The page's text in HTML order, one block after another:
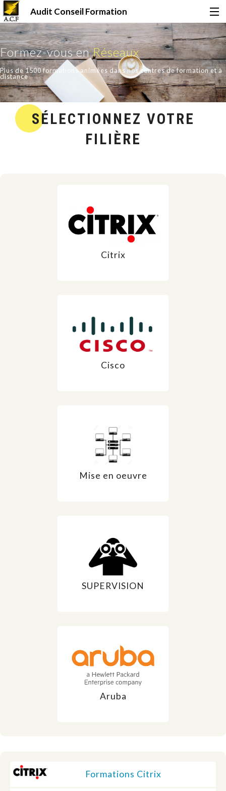
Audit Conseil Formation
Accueil
Formations
Certifications
Formez-vous enRéseaux
Plus de 1500 formations animées dans nos centres de formation et à
distance
SÉLECTIONNEZ VOTRE
FILIÈRE
Citrix
Cisco
Mise en oeuvre
SUPERVISION
Aruba
Formations Citrix